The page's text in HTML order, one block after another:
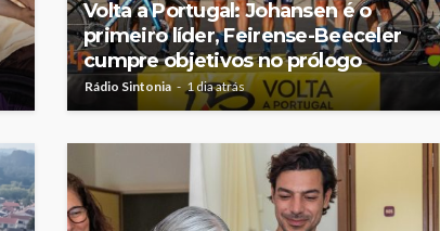
Volta a Portugal: Johansen é o
primeiro líder, Feirense-Beeceler
cumpre objetivos no prólogo
Rádio Sintonia 1 dia atrás